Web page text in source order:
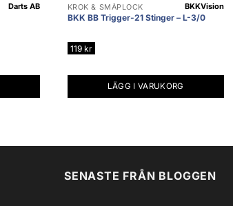
Darts AB KROK & SMÅPLOCK
BKK BB Trigger-21 Stinger – L-3/0
BKKVision
119 kr
LÄGG I VARUKORG
SENASTE FRÅN BLOGGEN